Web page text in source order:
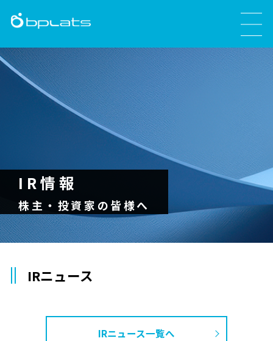
IR情報
株主・投資家の皆様へ
IRニュース
IRニュース一覧へ